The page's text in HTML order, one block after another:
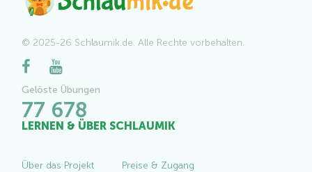
© 2025-26 Schlaumik.de. Alle Rechte vorbehalten.
Gelöste Übungen
77 678
LERNEN & ÜBER SCHLAUMIK
Über das Projekt Preise & Zugang